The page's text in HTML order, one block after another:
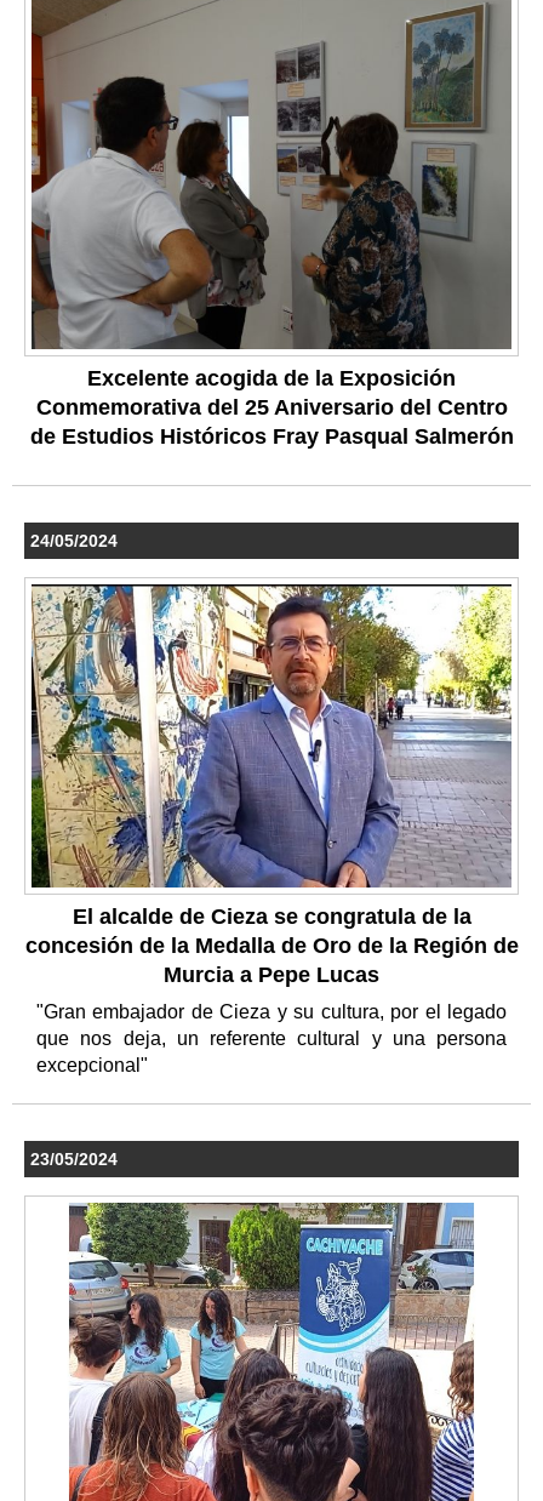
Excelente acogida de la Exposición
Conmemorativa del 25 Aniversario del Centro
de Estudios Históricos Fray Pasqual Salmerón
24/05/2024
El alcalde de Cieza se congratula de la
concesión de la Medalla de Oro de la Región de
Murcia a Pepe Lucas
"Gran embajador de Cieza y su cultura, por el legado
que nos deja, un referente cultural y una persona
excepcional"
23/05/2024